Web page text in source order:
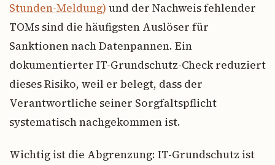
Stunden-Meldung) und der Nachweis fehlender
TOMs sind die häufigsten Auslöser für
Sanktionen nach Datenpannen. Ein
dokumentierter IT-Grundschutz-Check reduziert
dieses Risiko, weil er belegt, dass der
Verantwortliche seiner Sorgfaltspflicht
systematisch nachgekommen ist.
Wichtig ist die Abgrenzung: IT-Grundschutz ist